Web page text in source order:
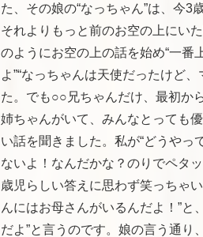
た、その娘の“なっちゃん”は、今3
それよりもっと前のお空の上にい
のようにお空の上の話を始め“一番
よ”“なっちゃんは天使だったけど
た。でも○○兄ちゃんだけ、最初か
姉ちゃんがいて、みんなとっても
い話を聞きました。私が“どうやっ
ないよ！なんだかな？のりでペタ
歳児らしい答えに思わず笑っちゃ
んにはお母さんがいるんだよ！”と
だよ”と言うのです。娘の言う通り